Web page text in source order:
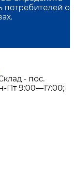
потребителей о
- пос.
Пт 9:00—17:00;